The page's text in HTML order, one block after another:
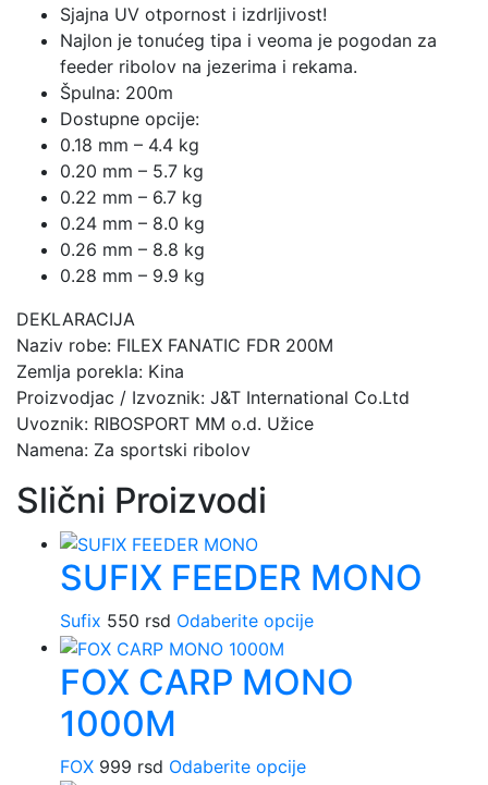
Sjajna UV otpornost i izdrljivost!
Najlon je tonućeg tipa i veoma je pogodan za
feeder ribolov na jezerima i rekama.
Špulna: 200m
Dostupne opcije:
0.18 mm – 4.4 kg
0.20 mm – 5.7 kg
0.22 mm – 6.7 kg
0.24 mm – 8.0 kg
0.26 mm – 8.8 kg
0.28 mm – 9.9 kg
DEKLARACIJA
Naziv robe: FILEX FANATIC FDR 200M
Zemlja porekla: Kina
Proizvodjac / Izvoznik: J&T International Co.Ltd
Uvoznik: RIBOSPORT MM o.d. Užice
Namena: Za sportski ribolov
Slični Proizvodi
SUFIX FEEDER MONO
Sufix 550 rsd Odaberite opcijeOvaj
ima
više
FOX CARP MONO
1000M
FOX 999 rsd Odaberite opcijeOvaj